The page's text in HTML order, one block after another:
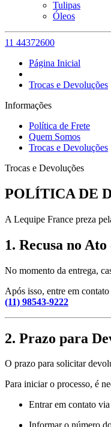
Tulipas
Óleos
11 44372600
Página Inicial
Trocas e Devoluções
Informações
Política de Frete
Quem Somos
Trocas e Devoluções
Trocas e Devoluções
POLÍTICA DE
A Lequipe France preza
1. Recusa no
No momento da entrega,
Após isso, entre em
(11) 98543-9222
2. Prazo para
O prazo para solicitar
Para iniciar o processo, é
Entrar em contato